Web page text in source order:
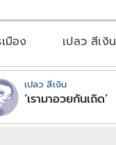
มือง เปลว สีเงิน
เปลว สีเงิน
‘เรามาอวยกันเถิด’